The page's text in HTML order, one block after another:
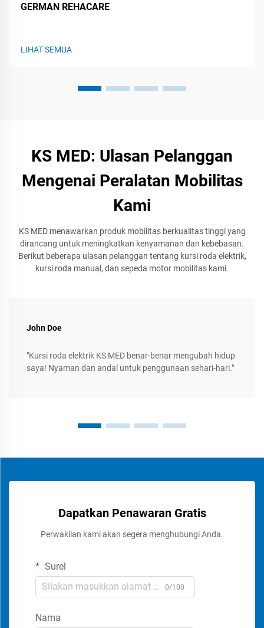
GERMAN REHACARE
LIHAT SEMUA
KS MED: Ulasan Pelanggan
Mengenai Peralatan Mobilitas
Kami
KS MED menawarkan produk mobilitas berkualitas tinggi yang
dirancang untuk meningkatkan kenyamanan dan kebebasan.
Berikut beberapa ulasan pelanggan tentang kursi roda elektrik,
kursi roda manual, dan sepeda motor mobilitas kami.
John Doe
"Kursi roda elektrik KS MED benar-benar mengubah hidup
saya! Nyaman dan andal untuk penggunaan sehari-hari."
Dapatkan Penawaran Gratis
Perwakilan kami akan segera menghubungi Anda.
Surel
0/100
Nama